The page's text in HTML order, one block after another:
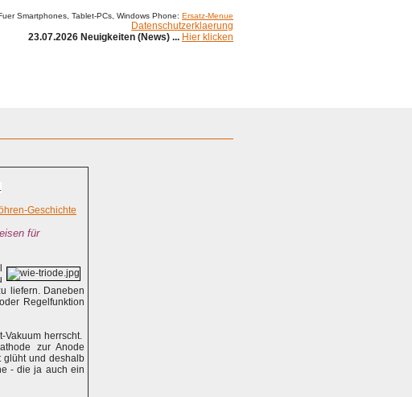
Smartphones, Tablet-PCs, Windows Phone: Ersatz-Menue
Datenschutzerklaerung
23.07.2026 Neuigkeiten (News) ... Hier klicken
Geschichte
für
liefern. Daneben
Regelfunktion
herrscht.
zur Anode
glüht und deshalb
- die ja auch ein